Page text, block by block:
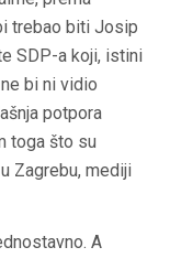
trebao biti Josip
SDP-a koji, istini
bi ni vidio
potpora
toga što su
Zagrebu, mediji
A